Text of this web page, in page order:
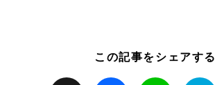
この記事をシェアする